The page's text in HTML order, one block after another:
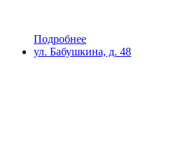
Подробнее
ул. Бабушкина, д. 48